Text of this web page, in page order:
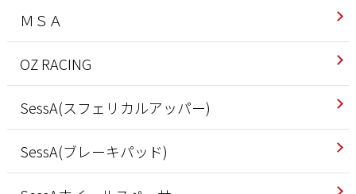
ＭＳＡ
OZ RACING
SessA(スフェリカルアッパー)
SessA(ブレーキパッド)